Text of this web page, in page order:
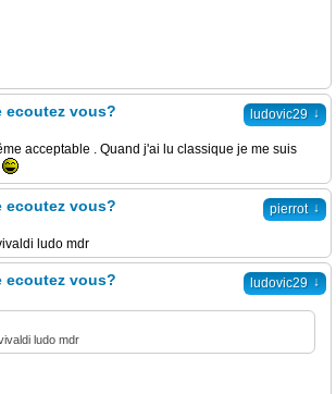
ludovic29 ↓
ecoutez vous?
acceptable . Quand j'ai lu classique je me suis
pierrot ↓
ecoutez vous?
ludo mdr
ludovic29 ↓
ecoutez vous?
ludo mdr